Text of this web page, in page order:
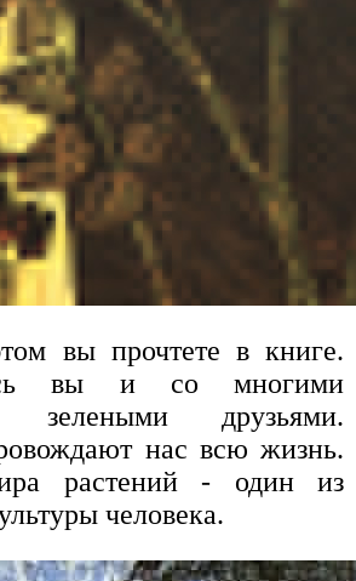
вы прочтете в книге.
вы и со многими
зелеными друзьями.
нас всю жизнь.
растений - один из
человека.